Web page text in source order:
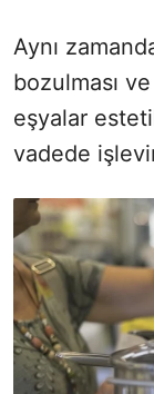
Aynı
bozulması
eşyalar
vadede